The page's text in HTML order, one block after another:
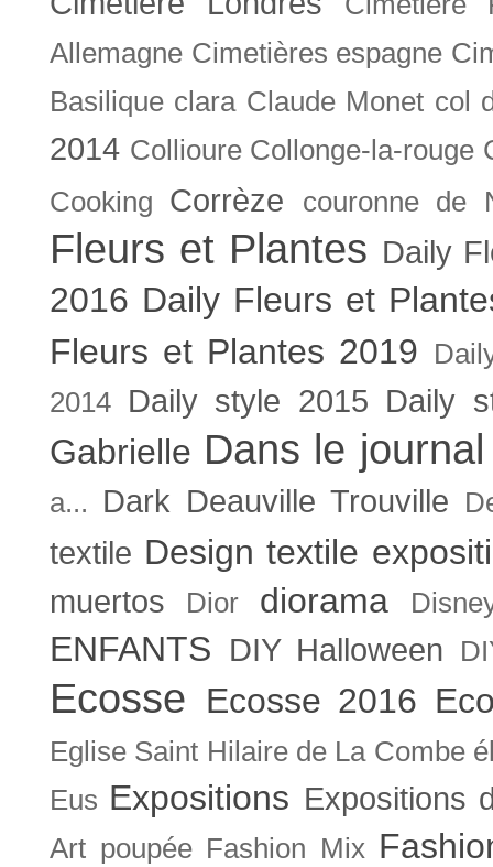
Allemagne Cimetières espagne
Basilique clara Claude Monet col
2014 Collioure Collonge-la-rouge
Cooking
Corrèze couronne de
Fleurs et Plantes Daily
2016 Daily Fleurs et
Fleurs et Plantes 2019
2014
Daily style 2015 Daily
Gabrielle Dans le journal
a... Dark Deauville Trouville
textile Design textile
muertos Dior diorama
ENFANTS DIY Halloween
Ecosse Ecosse 2016
Eglise Saint Hilaire de La Combe
Eus Expositions Expositions
Art poupée Fashion Mix